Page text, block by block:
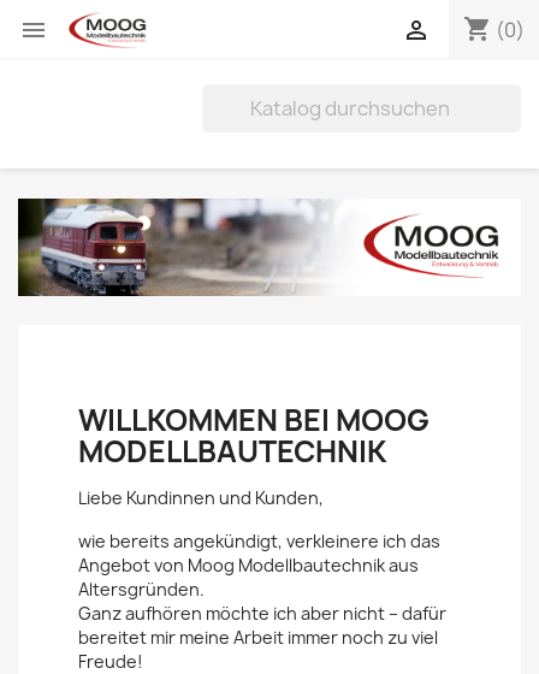
 shopping_cart (0)

WILLKOMMEN BEI MOOG
MODELLBAUTECHNIK
Liebe Kundinnen und Kunden,
wie bereits angekündigt, verkleinere ich das
Angebot von Moog Modellbautechnik aus
Altersgründen.
Ganz aufhören möchte ich aber nicht – dafür
bereitet mir meine Arbeit immer noch zu viel
Freude!